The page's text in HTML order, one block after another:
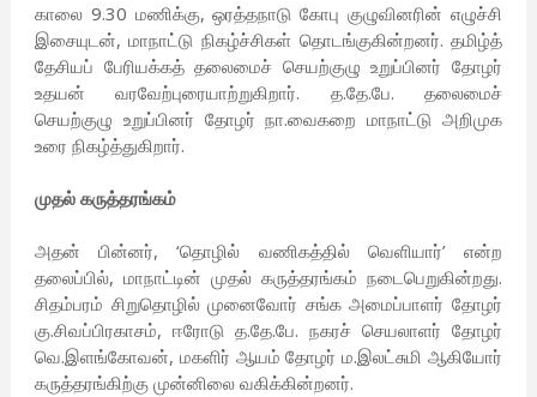
காலை 9.30 மணிக்கு, ஒரத்தநாடு கோபு குழுவினரின் எழுச்சி
இசையுடன், மாநாட்டு நிகழ்ச்சிகள் தொடங்குகின்றனர். தமிழ்த்
தேசியப் பேரியக்கத் தலைமைச் செயற்குழு உறுப்பினர் தோழர்
உதயன் வரவேற்புரையாற்றுகிறார். த.தே.பே. தலைமைச்
செயற்குழு உறுப்பினர் தோழர் நா.வைகறை மாநாட்டு அறிமுக
உரை நிகழ்த்துகிறார்.
முதல் கருத்தரங்கம்
அதன் பின்னர், ‘தொழில் வணிகத்தில் வெளியார்’ என்ற
தலைப்பில், மாநாட்டின் முதல் கருத்தரங்கம் நடைபெறுகின்றது.
சிதம்பரம் சிறுதொழில் முனைவோர் சங்க அமைப்பாளர் தோழர்
கு.சிவப்பிரகாசம், ஈரோடு த.தே.பே. நகரச் செயலாளர் தோழர்
வெ.இளங்கோவன், மகளிர் ஆயம் தோழர் ம.இலட்சுமி ஆகியோர்
கருத்தரங்கிற்கு முன்னிலை வகிக்கின்றனர்.